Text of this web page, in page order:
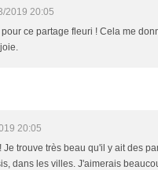
2019 20:05
ce partage fleuri ! Cela me
20:05
Je trouve très beau qu'il y ait des
dans les villes. J'aimerais